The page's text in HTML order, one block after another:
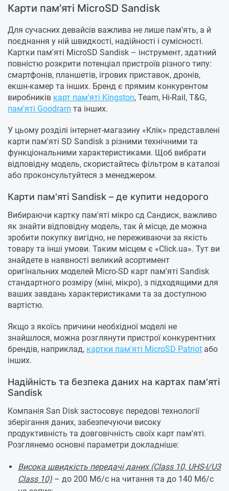
Карти пам'яті MicroSD Sandisk
Для сучасних девайсів важлива не лише пам'ять, а й
поєднання у ній швидкості, надійності і сумісності.
Картки пам'яті MicroSD Sandisk – інструмент, здатний
повністю розкрити потенціал пристроїв різного типу:
смартфонів, планшетів, ігрових приставок, дронів,
екшн-камер та інших. Бренд є прямим конкурентом
виробників карт пам'яті Kingston, Team, Hi-Rail, T&G,
пам'яті Goodram та інших.
У цьому розділі інтернет-магазину «Клік» представлені
карти пам'яті SD Sandisk з різними технічними та
функціональними характеристиками. Щоб вибрати
відповідну модель, скористайтесь фільтром в каталозі
або проконсультуйтеся з менеджером.
Карти пам'яті Sandisk – де купити недорого
Вибираючи картку пам'яті мікро сд Сандиск, важливо
як знайти відповідну модель, так й місце, де можна
зробити покупку вигідно, не переживаючи за якість
товару та інші умови. Таким місцем є «Click.ua». Тут ви
знайдете в наявності великий асортимент
оригінальних моделей Micro-SD карт пам'яті Sandisk
стандартного розміру (міні, мікро), з підходящими для
ваших завдань характеристиками та за доступною
вартістю.
Якщо з якоїсь причини необхідної моделі не
знайшлося, можна розглянути пристрої конкурентних
брендів, наприклад, картки пам'яті MicroSD Patriot або
інших.
Надійність та безпека даних на картах пам'яті
Sandisk
Компанія San Disk застосовує передові технології
зберігання даних, забезпечуючи високу
продуктивність та довговічність своїх карт пам'яті.
Розглянемо основні параметри докладніше:
Висока швидкість передачі даних (Class 10, UHS-I/U3
Class 10) – до 200 Мб/с на читання та до 140 Мб/с